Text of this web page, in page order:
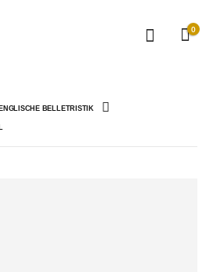
0
ENGLISCHE BELLETRISTIK